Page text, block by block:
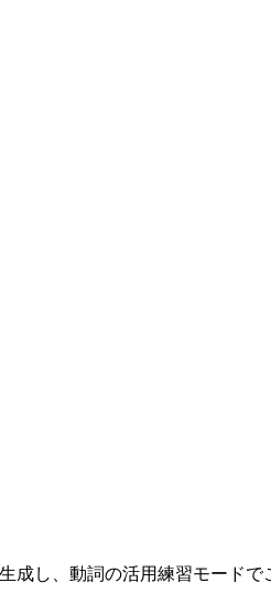
し、動詞の活用練習モード